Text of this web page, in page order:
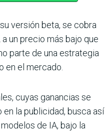
versión beta, se cobra
un precio más bajo que
parte de una estrategia
en el mercado.
cuyas ganancias se
la publicidad, busca así
de IA, bajo la